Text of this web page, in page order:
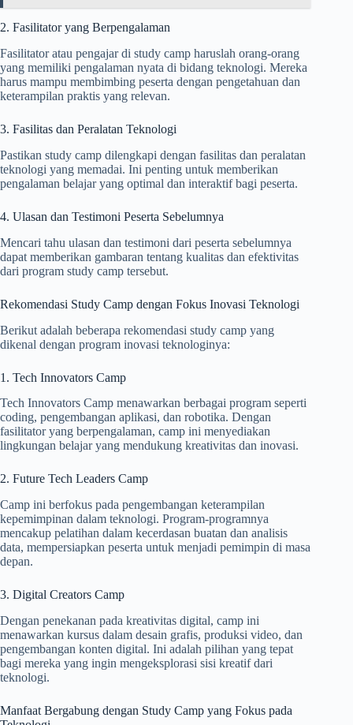
2. Fasilitator yang Berpengalaman
Fasilitator atau pengajar di study camp haruslah orang-orang
yang memiliki pengalaman nyata di bidang teknologi. Mereka
harus mampu membimbing peserta dengan pengetahuan dan
keterampilan praktis yang relevan.
3. Fasilitas dan Peralatan Teknologi
Pastikan study camp dilengkapi dengan fasilitas dan peralatan
teknologi yang memadai. Ini penting untuk memberikan
pengalaman belajar yang optimal dan interaktif bagi peserta.
4. Ulasan dan Testimoni Peserta Sebelumnya
Mencari tahu ulasan dan testimoni dari peserta sebelumnya
dapat memberikan gambaran tentang kualitas dan efektivitas
dari program study camp tersebut.
Rekomendasi Study Camp dengan Fokus Inovasi Teknologi
Berikut adalah beberapa rekomendasi study camp yang
dikenal dengan program inovasi teknologinya:
1. Tech Innovators Camp
Tech Innovators Camp menawarkan berbagai program seperti
coding, pengembangan aplikasi, dan robotika. Dengan
fasilitator yang berpengalaman, camp ini menyediakan
lingkungan belajar yang mendukung kreativitas dan inovasi.
2. Future Tech Leaders Camp
Camp ini berfokus pada pengembangan keterampilan
kepemimpinan dalam teknologi. Program-programnya
mencakup pelatihan dalam kecerdasan buatan dan analisis
data, mempersiapkan peserta untuk menjadi pemimpin di masa
depan.
3. Digital Creators Camp
Dengan penekanan pada kreativitas digital, camp ini
menawarkan kursus dalam desain grafis, produksi video, dan
pengembangan konten digital. Ini adalah pilihan yang tepat
bagi mereka yang ingin mengeksplorasi sisi kreatif dari
teknologi.
Manfaat Bergabung dengan Study Camp yang Fokus pada